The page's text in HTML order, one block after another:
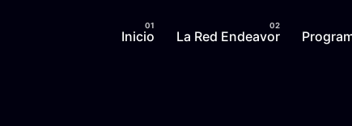
Inicio La Red Endeavor